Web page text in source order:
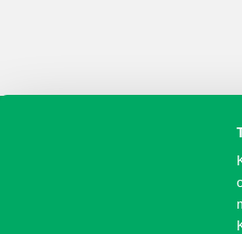
Vaihtokoneet